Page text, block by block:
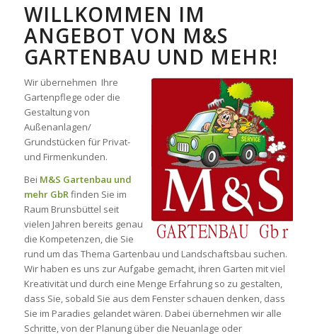
WILLKOMMEN IM
ANGEBOT VON M&S
GARTENBAU UND MEHR!
Wir übernehmen Ihre
Gartenpflege oder die
Gestaltung von
Außenanlagen/
Grundstücken für Privat-
und Firmenkunden.
Bei M&S Gartenbau und
mehr GbRfinden Sie im
Raum Brunsbüttel seit
vielen Jahren bereits genau
die Kompetenzen, die Sie
rund um das Thema Gartenbau und Landschaftsbau suchen.
Wir haben es uns zur Aufgabe gemacht, ihren Garten mit viel
Kreativität und durch eine Menge Erfahrung so zu gestalten,
dass Sie, sobald Sie aus dem Fenster schauen denken, dass
Sie im Paradies gelandet wären. Dabei übernehmen wir alle
Schritte, von der Planung über die Neuanlage oder